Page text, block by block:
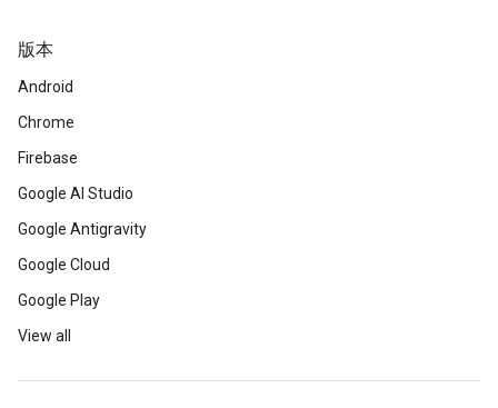
版本
Android
Chrome
Firebase
Google AI Studio
Google Antigravity
Google Cloud
Google Play
View all